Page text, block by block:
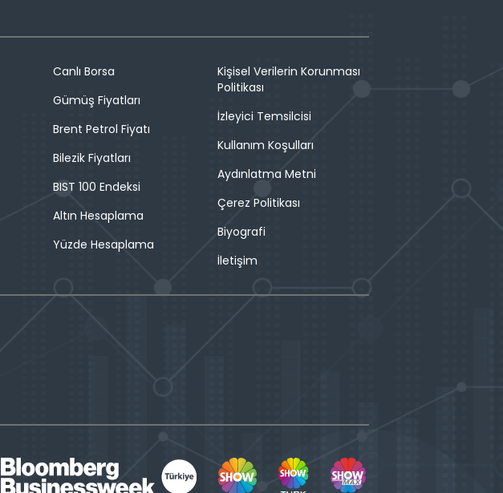
Canlı Borsa
Gümüş Fiyatları
Brent Petrol Fiyatı
Bilezik Fiyatları
BIST 100 Endeksi
Altın Hesaplama
Yüzde Hesaplama
Kişisel Verilerin Korunması
Politikası
İzleyici Temsilcisi
Kullanım Koşulları
Aydınlatma Metni
Çerez Politikası
Biyografi
İletişim